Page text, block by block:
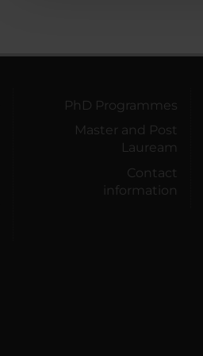
PhD Programmes
Master and Post
Lauream
Contact
information